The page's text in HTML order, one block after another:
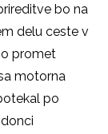
bo na
delu ceste v
promet
motorna
po